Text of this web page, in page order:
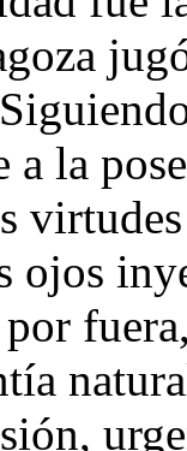
a la
ojos